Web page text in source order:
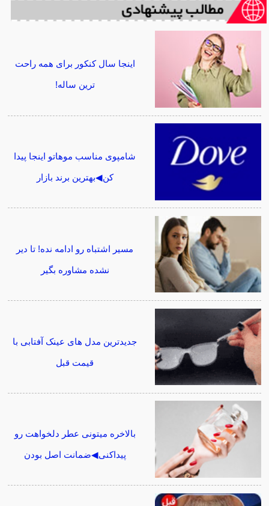
اینجا سال کنکور برای همه راحت
ترین ساله!
شامپوی مناسب موهاتو اینجا پیدا
کن◀بهترین برند بازار
مسیر اشتباه رو ادامه نده! تا دیر
نشده مشاوره بگیر
جدیدترین مدل های عینک آفتابی با
قیمت قبل
بالاخره میتونی عطر دلخواهت رو
پیداکنی◀ضمانت اصل بودن